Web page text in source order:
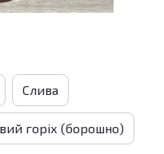
Слива
горіх (борошно)